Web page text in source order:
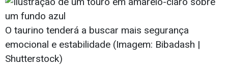
O taurino tenderá a buscar mais segurança
emocional e estabilidade (Imagem: Bibadash |
Shutterstock)